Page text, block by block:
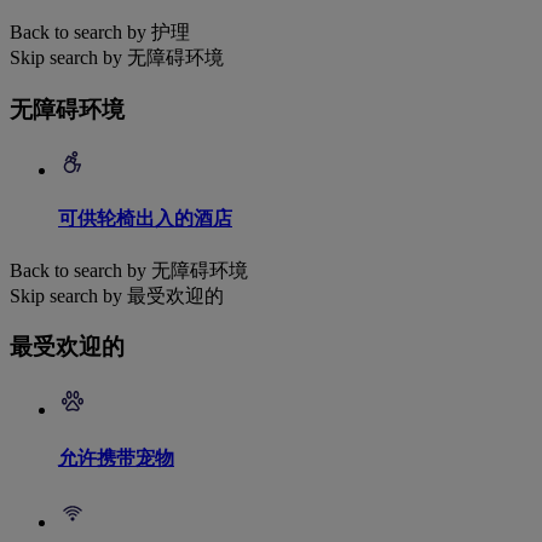
Back to search by 护理
Skip search by 无障碍环境
无障碍环境
可供轮椅出入的酒店
Back to search by 无障碍环境
Skip search by 最受欢迎的
最受欢迎的
允许携带宠物